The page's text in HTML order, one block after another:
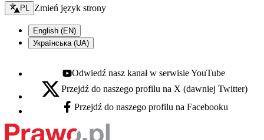
Zmień język - bieżący:
PL Zmień język strony
English (EN)
Українська (UA)
Youtube - otwiera się w nowej karcie
Odwiedź nasz kanał w serwisie YouTube
X - otwiera się w nowej karcie
Przejdź do naszego profilu na X (dawniej Twitter)
Facebook - otwiera się w nowej karcie
Przejdź do naszego profilu na Facebooku